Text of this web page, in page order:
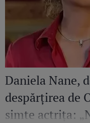
Daniela Nane,
despărțirea de
simte actrița: